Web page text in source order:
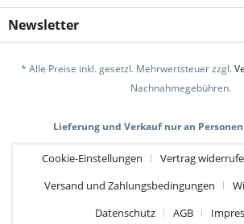
Newsletter
* Alle Preise inkl. gesetzl. Mehrwertsteuer zzgl.
Nachnahmegebühren.
Lieferung und Verkauf nur an Personen
Cookie-Einstellungen Vertrag
Versand und Zahlungsbedingungen
Datenschutz
AGB